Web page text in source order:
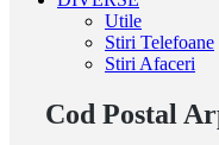
Utile
Stiri Telefoane
Stiri Afaceri
Cod Postal